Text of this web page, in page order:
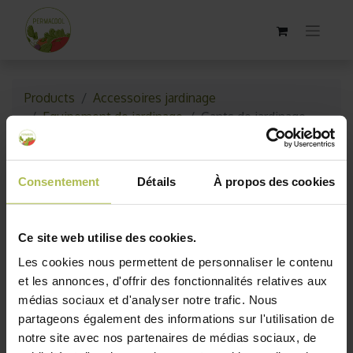
Consentement Détails À propos des cookies
Ce site web utilise des cookies.
Les cookies nous permettent de personnaliser le contenu
et les annonces, d'offrir des fonctionnalités relatives aux
médias sociaux et d'analyser notre trafic. Nous
partageons également des informations sur l'utilisation de
notre site avec nos partenaires de médias sociaux, de
Products
Accessoires jardinage
Equipement de jardinage
Gants de jardinage